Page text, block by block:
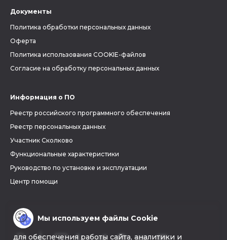
Документы
Политика обработки персональных данных
Оферта
Политика использования COOKIE-файлов
Согласие на обработку персональных данных
Информация о ПО
Реестр российского программного обеспечения
Реестр персональных данных
Участник Сколково
Функциональные характеристики
Руководство по установке и эксплуатации
Центр помощи
Мы используем файлы Cookie
для обеспечения работы сайта, аналитики и